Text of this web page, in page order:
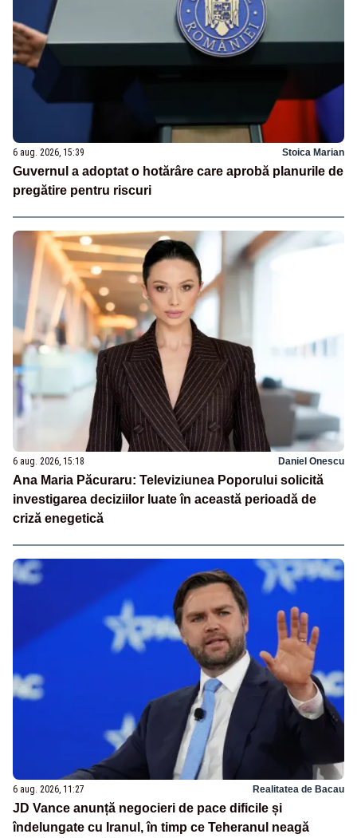
6 aug. 2026, 15:39 Stoica Marian
Guvernul a adoptat o hotărâre care aprobă planurile de
pregătire pentru riscuri
6 aug. 2026, 15:18 Daniel Onescu
Ana Maria Păcuraru: Televiziunea Poporului solicită
investigarea deciziilor luate în această perioadă de
criză enegetică
6 aug. 2026, 11:27 Realitatea de Bacau
JD Vance anunță negocieri de pace dificile și
îndelungate cu Iranul, în timp ce Teheranul neagă